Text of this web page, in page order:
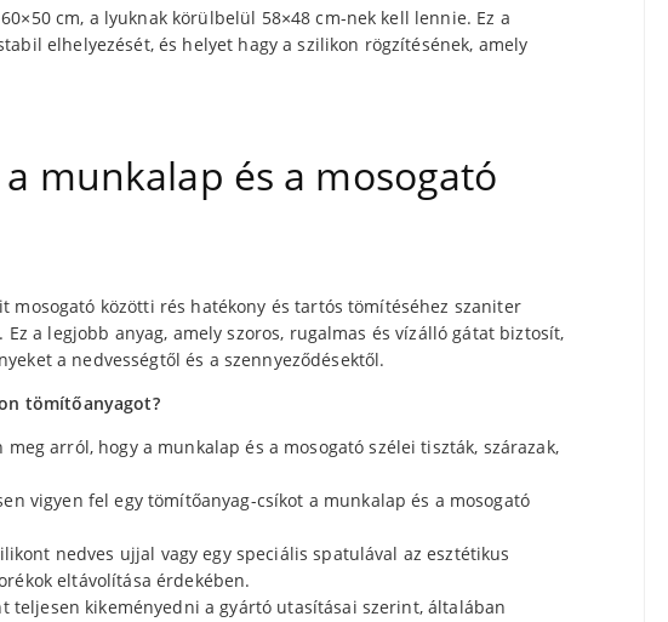
cm, a lyuknak körülbelül 58×48 cm-nek kell lennie. Ez a
elhelyezését, és helyet hagy a szilikon rögzítésének, amely
munkalap és a mosogató
mosogató közötti rés hatékony és tartós tömítéséhez szaniter
a legjobb anyag, amely szoros, rugalmas és vízálló gátat biztosít,
a nedvességtől és a szennyeződésektől.
tömítőanyagot?
arról, hogy a munkalap és a mosogató szélei tiszták, szárazak,
vigyen fel egy tömítőanyag-csíkot a munkalap és a mosogató
nedves ujjal vagy egy speciális spatulával az esztétikus
eltávolítása érdekében.
teljesen kikeményedni a gyártó utasításai szerint, általában